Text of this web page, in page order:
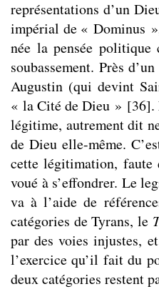
représentations d’un
impérial de « Dominus
née la pensée politique
soubassement. Près
Augustin (qui devint
« la Cité de Dieu » [36].
légitime, autrement dit
de Dieu elle-même.
cette légitimation,
voué à s’effondrer. Le
va à l’aide de
catégories de Tyrans, le
par des voies injustes,
l’exercice qu’il fait du
deux catégories restent